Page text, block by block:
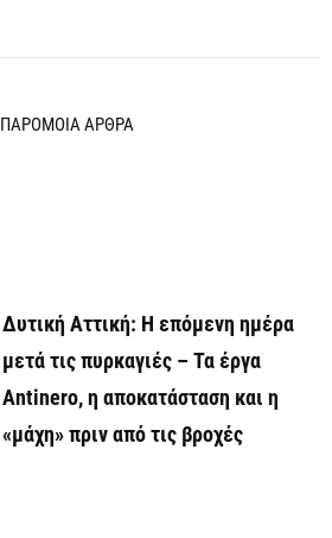
ΠΑΡΟΜΟΙΑ ΑΡΘΡΑ
Δυτική Αττική: Η επόμενη ημέρα
μετά τις πυρκαγιές – Τα έργα
Antinero, η αποκατάσταση και η
«μάχη» πριν από τις βροχές